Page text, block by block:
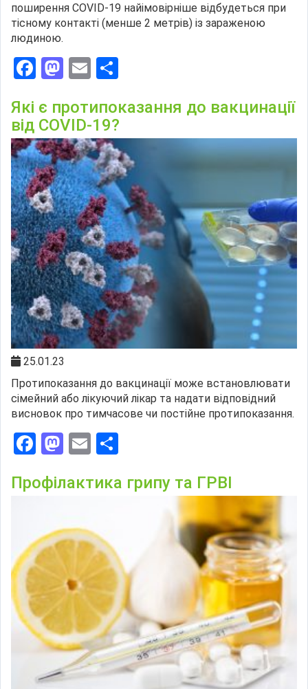
поширення COVID-19 найімовірніше відбудеться при
тісному контакті (менше 2 метрів) із зараженою
людиною.
Facebook
Mastodon
Email
Які є протипоказання до вакцинації
від COVID-19?
25.01.23
Протипоказання до вакцинації може встановлювати
сімейний або лікуючий лікар та надати відповідний
висновок про тимчасове чи постійне протипоказання.
Facebook
Mastodon
Email
Профілактика грипу та ГРВІ